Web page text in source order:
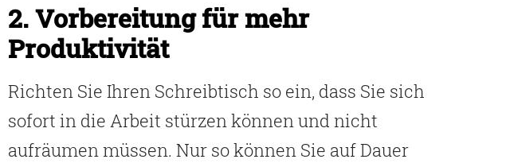
2. Vorbereitung für mehr
Produktivität
Richten Sie Ihren Schreibtisch so ein, dass Sie sich
sofort in die Arbeit stürzen können und nicht
aufräumen müssen. Nur so können Sie auf Dauer